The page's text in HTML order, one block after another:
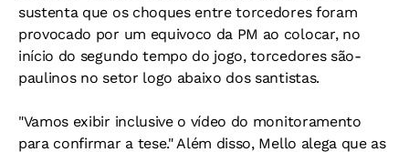
sustenta que os choques entre torcedores foram
provocado por um equivoco da PM ao colocar, no
início do segundo tempo do jogo, torcedores são-
paulinos no setor logo abaixo dos santistas.
"Vamos exibir inclusive o vídeo do monitoramento
para confirmar a tese." Além disso, Mello alega que as